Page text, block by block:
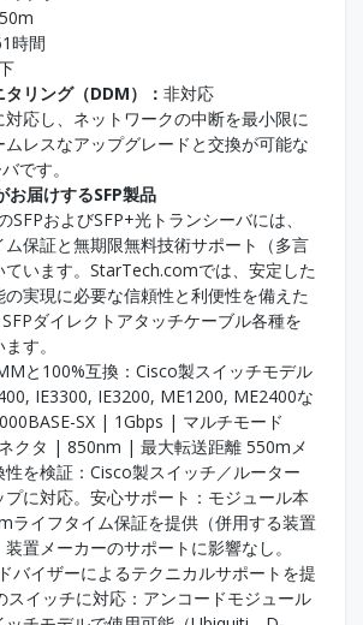
時間
リング（DDM）： 非対応
応し、ネットワークの中断を最小限に
レスなアップグレードと交換が可能な
です。
届けするSFP製品
およびSFP+光トランシーバには、
保証と無期限無料技術サポート（多言
います。StarTech.comでは、安定した
実現に必要な信頼性と利便性を備えた
ダイレクトアタッチケーブル各種を
す。
と100%互換：Cisco製スイッチモデル
IE3300, IE3200, ME1200, ME2400な
SX | 1Gbps | マルチモード
クタ | 850nm | 最大転送距離 550mメ
を検証：Cisco製スイッチ／ルーター
プに対応。安心サポート：モジュール本
ライフタイム保証を提供（併用する装置
置メーカーのサポートに影響なし。
バイザーによるテクニカルサポートを提
スイッチに対応：アンコードモジュール